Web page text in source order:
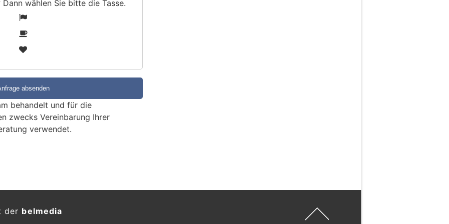
Dann wählen Sie bitte die Tasse.
behandelt und für die
zwecks Vereinbarung Ihrer
verwendet.